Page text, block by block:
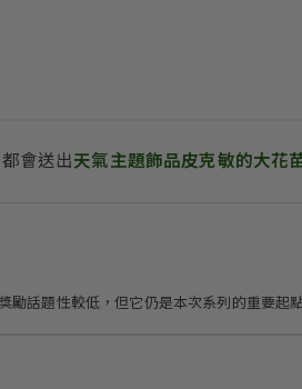
會送出天氣主題飾品皮克敏的大花
話題性較低，但它仍是本次系列的重要起